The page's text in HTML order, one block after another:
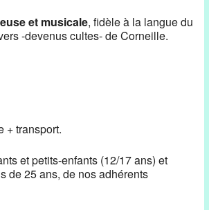
et musicale, fidèle à la langue du
-devenus cultes- de Corneille.
+ transport.
et petits-enfants (12/17 ans) et
de 25 ans, de nos adhérents